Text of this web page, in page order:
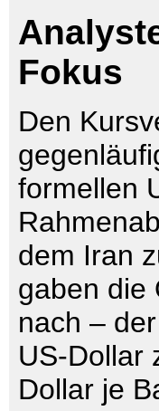
Fokus
Den
formellen
dem Iran
gaben die
nach –
US-Dollar
Dollar je